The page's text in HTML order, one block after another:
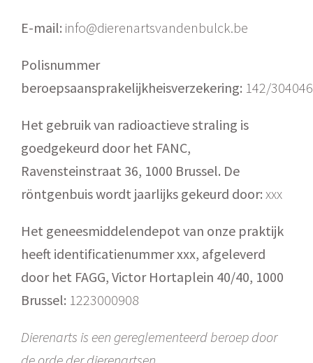
E-mail: info@dierenartsvandenbulck.be
Polisnummer
beroepsaansprakelijkheisverzekering: 142/
Het gebruik van radioactieve straling is
goedgekeurd door het FANC,
Ravensteinstraat 36, 1000 Brussel. De
röntgenbuis wordt jaarlijks gekeurd door: xxx
Het geneesmiddelendepot van onze praktijk
heeft identificatienummer xxx, afgeleverd
door het FAGG, Victor Hortaplein 40/40, 1000
Brussel: 1223000908
Dierenarts is een gereglementeerd beroep door